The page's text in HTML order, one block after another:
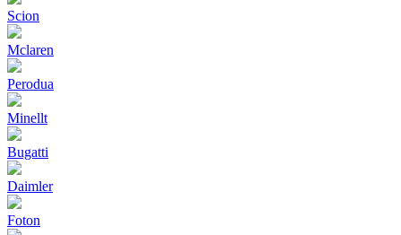
Scion
Mclaren
Perodua
Minellt
Bugatti
Daimler
Foton